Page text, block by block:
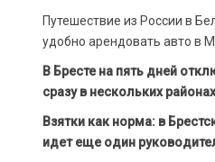
Путешествие из России в
удобно арендовать авто в
В Бресте на пять дней
сразу в нескольких районах
Взятки как норма: в
идет еще один